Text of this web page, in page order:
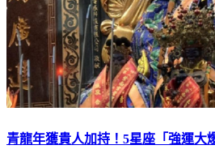
青龍年獲貴人加持！5星座「強運大